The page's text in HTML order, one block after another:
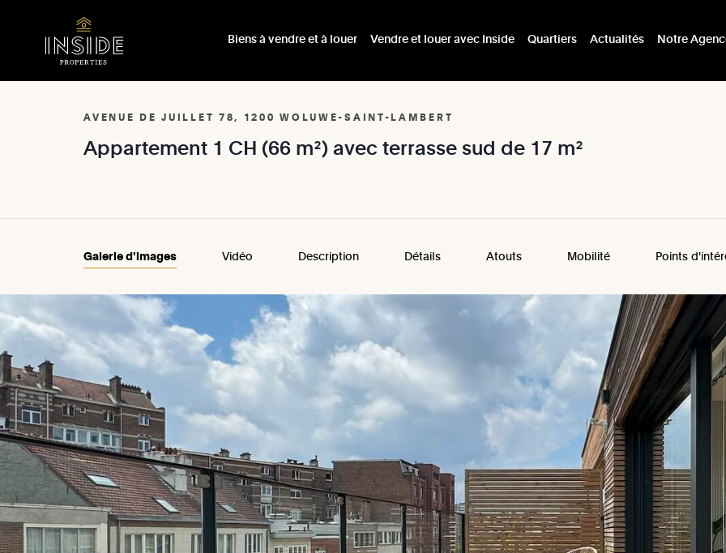
Biens à vendre et à louer Vendre et louer avec Inside Quartiers Actualités Notre
AVENUE DE JUILLET 78, 1200 WOLUWE-SAINT-LAMBERT
Appartement 1 CH (66 m²)avecterrassesud de 17 m²
Galerie d'images Vidéo Description Détails Atouts Mobilité Points